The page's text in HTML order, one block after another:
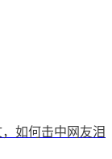
如何击中网友泪